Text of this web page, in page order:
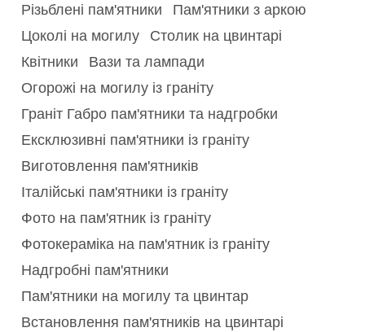
Різьблені пам'ятники
Пам'ятники з аркою
Цоколі на могилу
Столик на цвинтарі
Квітники
Вази та лампади
Огорожі на могилу із граніту
Граніт Габро пам'ятники та надгробки
Ексклюзивні пам'ятники із граніту
Виготовлення пам'ятників
Італійські пам'ятники із граніту
Фото на пам'ятник із граніту
Фотокераміка на пам'ятник із граніту
Надгробні пам'ятники
Пам'ятники на могилу та цвинтар
Встановлення пам'ятників на цвинтарі